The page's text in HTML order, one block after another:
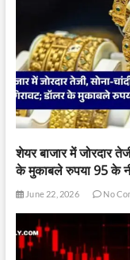
शेयर बाजार में जोरदार
के मुकाबले रुपया 95 के
June 22, 2026 No